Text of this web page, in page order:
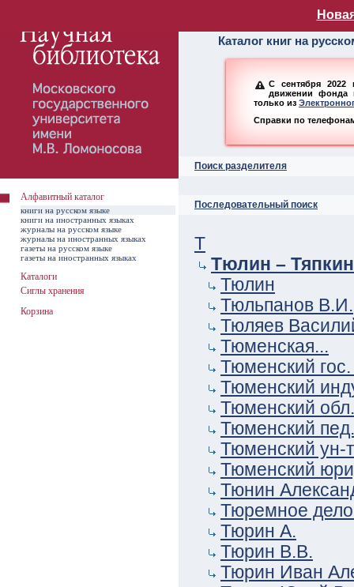
Алфавитный
Каталог книг на
С сентября 2022
движении фонда
только из
Справки по
Поиск разделителя
Последовательный поиск
Т
Тюлин –
Тюлин
Тюльпанов В.И.
Тюляев
Тюменская...
Тюменский гос.
Тюменский
Тюменский
Тюменский
Тюменский ун-
Тюменский
Тюнин
Тюремное
Тюрин А.
Тюрин В.В.
Тюрин Иван
Алфавитный каталог
книги на русском языке
книги на иностранных языках
журналы на русском языке
журналы на иностранных языках
газеты на русском языке
газеты на иностранных языках
Каталоги
Сиглы хранения
Корзина